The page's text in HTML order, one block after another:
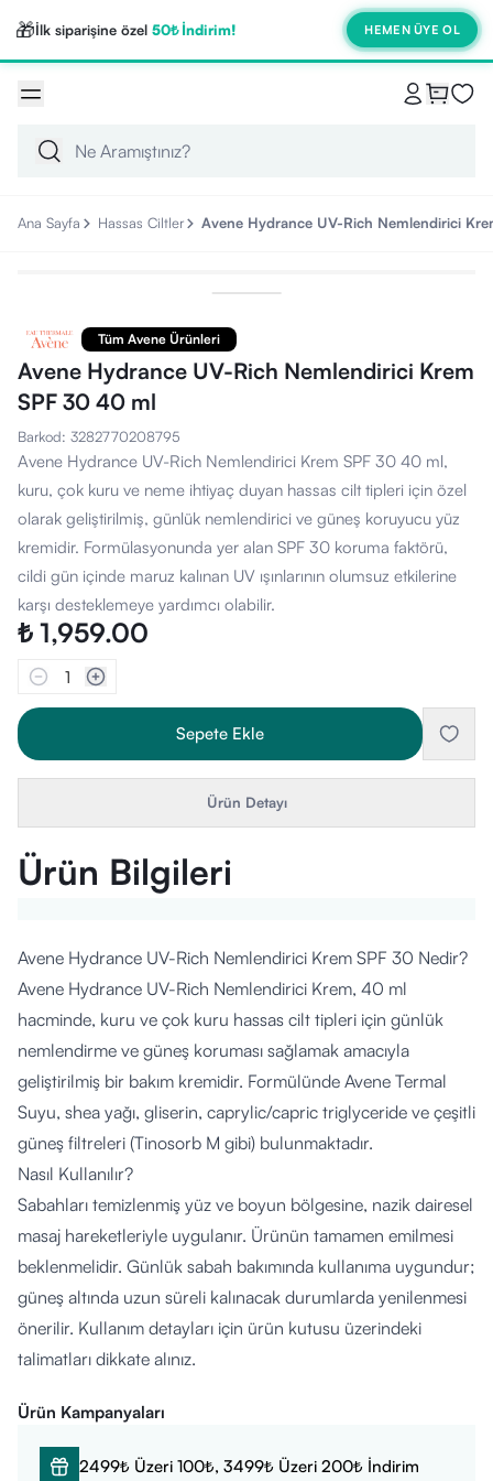
🎁İlk siparişine özel 50₺ İndirim! HEMEN ÜYE OL
Ana Sayfa Hassas Ciltler Avene Hydrance UV-Rich Nemlendirici
Tüm Avene Ürünleri
Avene Hydrance UV-Rich Nemlendirici Krem
SPF 30 40 ml
Barkod: 3282770208795
Avene Hydrance UV-Rich Nemlendirici Krem SPF 30 40 ml,
kuru, çok kuru ve neme ihtiyaç duyan hassas cilt tipleri için özel
olarak geliştirilmiş, günlük nemlendirici ve güneş koruyucu yüz
kremidir. Formülasyonunda yer alan SPF 30 koruma faktörü,
cildi gün içinde maruz kalınan UV ışınlarının olumsuz etkilerine
karşı desteklemeye yardımcı olabilir.
₺ 1,959.00
1
Sepete Ekle
Ürün Detayı
Ürün Bilgileri
Avene Hydrance UV-Rich Nemlendirici Krem SPF 30 Nedir?
Avene Hydrance UV-Rich Nemlendirici Krem, 40 ml
hacminde, kuru ve çok kuru hassas cilt tipleri için günlük
nemlendirme ve güneş koruması sağlamak amacıyla
geliştirilmiş bir bakım kremidir. Formülünde Avene Termal
Suyu, shea yağı, gliserin, caprylic/capric triglyceride ve çeşitli
güneş filtreleri (Tinosorb M gibi) bulunmaktadır.
Nasıl Kullanılır?
Sabahları temizlenmiş yüz ve boyun bölgesine, nazik dairesel
masaj hareketleriyle uygulanır. Ürünün tamamen emilmesi
beklenmelidir. Günlük sabah bakımında kullanıma uygundur;
güneş altında uzun süreli kalınacak durumlarda yenilenmesi
önerilir. Kullanım detayları için ürün kutusu üzerindeki
talimatları dikkate alınız.
Kuru, çok kuru ve kuru-hassas cilt yapısına sahip
yetişkinlerin kullanımına uygundur. Doktor tavsiyesi ile 11 yaş
Ürün Kampanyaları
2499₺ Üzeri 100₺, 3499₺ Üzeri 200₺ İndirim